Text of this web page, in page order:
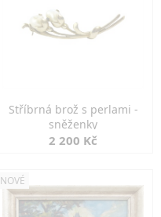
Stříbrná brož s perlami -
sněženky
2 200 Kč
NOVÉ